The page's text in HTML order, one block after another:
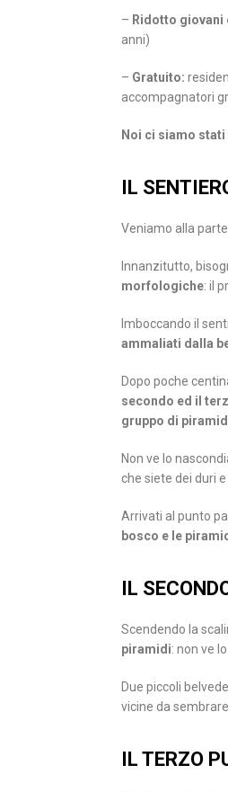
– Ridotto giovani
anni)
– Gratuito:
accompagnatori
Noi ci siamo
IL
Veniamo alla
Innanzitutto,
morfologiche: il
Imboccando il
ammaliati dalla
Dopo poche
secondo ed il
gruppo di
Non ve lo
che siete dei duri
Arrivati al punto
bosco e le
IL
Scendendo la
piramidi: non ve
Due piccoli
vicine da
IL TERZO